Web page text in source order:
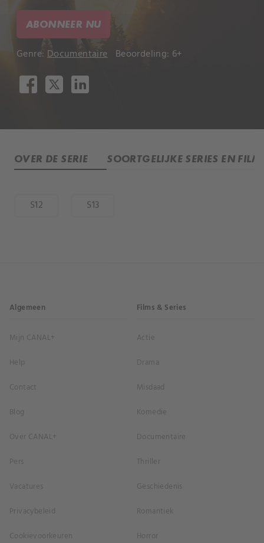
ABONNEER NU
Genre: Documentaire Beoordeling: 6+
OVER DE SERIE SOORTGELIJKE SERIES EN
S12 S13
Algemeen
Mijn CANAL+
Help
Contact
Blog
Over CANAL+
Pers
Vacatures
Privacybeleid
Cookievoorkeuren
Films & Series
Actie
Drama
Misdaad
Komedie
Documentaire
Thriller
Geschiedenis
Romantiek
Horror